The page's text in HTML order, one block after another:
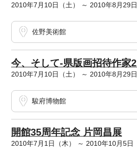
2010年7月10日（土） ～ 2010年8月29日
佐野美術館
今、そして-県版画招待作家
2010年7月10日（土） ～ 2010年8月29日
駿府博物館
開館35周年記念 片岡昌展
2010年7月1日（木） ～ 2010年10月5日